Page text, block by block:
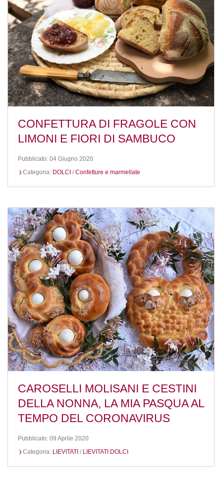
CONFETTURA DI FRAGOLE CON
LIMONI E FIORI DI SAMBUCO
Pubblicato: 04 Giugno 2020
Categoria: DOLCI /Confetture e marmellate
CAROSELLI MOLISANI E CESTINI
DELLA NONNA, LA MIA PASQUA AL
TEMPO DEL CORONAVIRUS
Pubblicato: 09 Aprile 2020
Categoria: LIEVITATI / LIEVITATI DOLCI